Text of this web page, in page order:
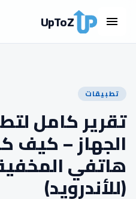
UpToZ
تطبيقات
تقرير كامل
الجهاز – كيف
هاتفي
(للأندرويد)